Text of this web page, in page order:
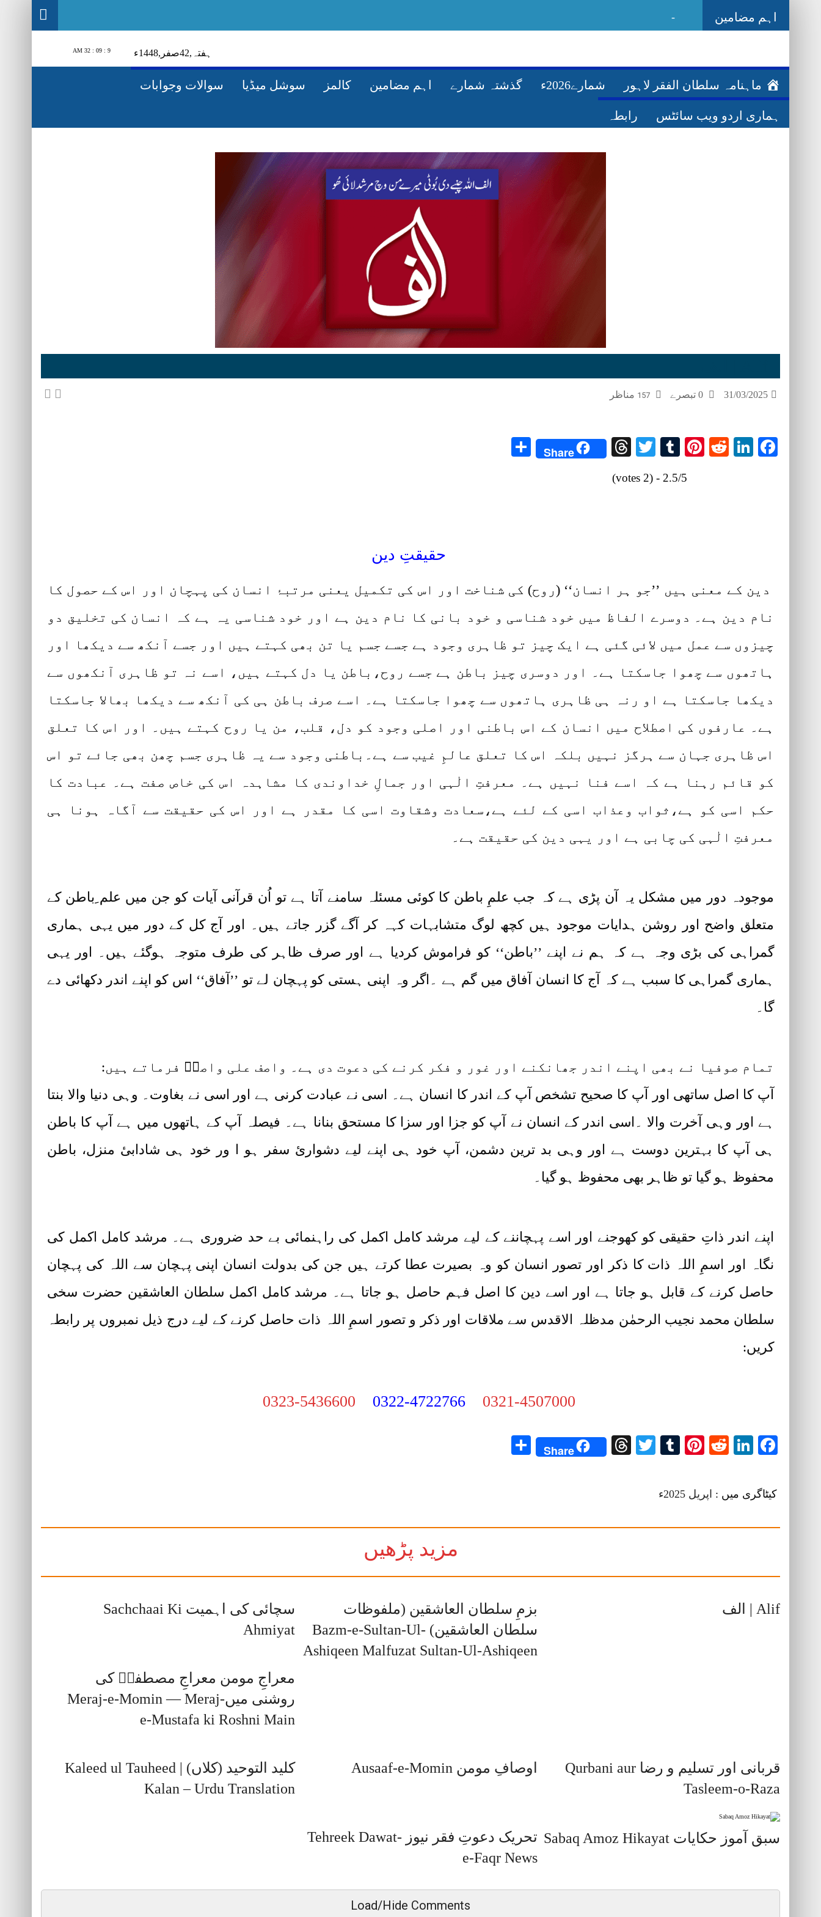
اہم مضامین Ghazwa Badar غزوہ بدر
9 : 09 : 34 AM ہفتہ‬‮, 24صفر‬, 1448ء
ماہنامہ سلطان الفقر لاہور شمارے2026ء گذشتہ شمارے اہم مضامین کالمز سوشل میڈیا سوالات وجوابات
ہماری اردو ویب سائٹس رابطہ
31/03/2025
157 مناظر
Facebook
LinkedIn
Reddit
Pinterest
Tumblr
Twitter
Threads
Share
2.5/5 - (2 votes)
حقیقتِ دین
دین کے معنی ہیں ’’جو ہر انسان‘‘ (روح) کی شناخت اور اس کی تکمیل یعنی مرتبۂ انسان کی پہچان اور اس کے حصول کا
نام دین ہے۔ دوسرے الفاظ میں خود شناسی و خود بانی کا نام دین ہے اور خود شناسی یہ ہے کہ انسان کی تخلیق دو
چیزوں سے عمل میں لائی گئی ہے ایک چیز تو ظاہری وجود ہے جسے جسم یا تن بھی کہتے ہیں اور جسے آنکھ سے دیکھا اور
ہاتھوں سے چھوا جاسکتا ہے۔ اور دوسری چیز باطن ہے جسے روح،باطن یا دل کہتے ہیں، اسے نہ تو ظاہری آنکھوں سے
دیکھا جاسکتا ہے او رنہ ہی ظاہری ہاتھوں سے چھوا جاسکتا ہے۔ اسے صرف باطن ہی کی آنکھ سے دیکھا بھالا جاسکتا
ہے۔ عارفوں کی اصطلاح میں انسان کے اس باطنی اور اصلی وجود کو دل، قلب، من یا روح کہتے ہیں۔ اور اس کا تعلق
اس ظاہری جہان سے ہرگز نہیں بلکہ اس کا تعلق عالمِ غیب سے ہے۔باطنی وجود سے یہ ظاہری جسم چھن بھی جائے تو اس
کو قائم رہنا ہے کہ اسے فنا نہیں ہے۔ معرفتِ الٰہی اور جمالِ خداوندی کا مشاہدہ اس کی خاص صفت ہے۔ عبادت کا
حکم اسی کو ہے،ثواب وعذاب اسی کے لئے ہے،سعادت وشقاوت اسی کا مقدر ہے اور اس کی حقیقت سے آگاہ ہونا ہی
معرفتِ الٰہی کی چابی ہے اور یہی دین کی حقیقت ہے۔
موجودہ دور میں مشکل یہ آن پڑی ہے کہ جب علمِ باطن کا کوئی مسئلہ سامنے آتا ہے تو اُن قرآنی آیات کو جن میں علم ِباطن کے
متعلق واضح اور روشن ہدایات موجود ہیں کچھ لوگ متشابہات کہہ کر آگے گزر جاتے ہیں۔ اور آج کل کے دور میں یہی ہماری
گمراہی کی بڑی وجہ ہے کہ ہم نے اپنے ’’باطن‘‘ کو فراموش کردیا ہے اور صرف ظاہر کی طرف متوجہ ہوگئے ہیں۔ اور یہی
ہماری گمراہی کا سبب ہے کہ آج کا انسان آفاق میں گم ہے ۔اگر وہ اپنی ہستی کو پہچان لے تو ’’آفاق‘‘ اس کو اپنے اندر دکھائی دے
گا۔
تمام صوفیا نے بھی اپنے اندر جھانکنے اور غور و فکر کرنے کی دعوت دی ہے۔ واصف علی واصفؒ فرماتے ہیں:
آپ کا اصل ساتھی اور آپ کا صحیح تشخص آپ کے اندر کا انسان ہے۔ اسی نے عبادت کرنی ہے اور اسی نے بغاوت۔ وہی دنیا والا بنتا
ہے اور وہی آخرت والا ۔اسی اندر کے انسان نے آپ کو جزا اور سزا کا مستحق بنانا ہے۔ فیصلہ آپ کے ہاتھوں میں ہے آپ کا باطن
ہی آپ کا بہترین دوست ہے اور وہی بد ترین دشمن، آپ خود ہی اپنے لیے دشواریٔ سفر ہو ا ور خود ہی شادابیٔ منزل، باطن
محفوظ ہو گیا تو ظاہر بھی محفوظ ہو گیا۔
اپنے اندر ذاتِ حقیقی کو کھوجنے اور اسے پہچاننے کے لیے مرشد کامل اکمل کی راہنمائی بے حد ضروری ہے۔ مرشد کامل اکمل کی
نگاہ اور اسمِ اللہ ذات کا ذکر اور تصور انسان کو وہ بصیرت عطا کرتے ہیں جن کی بدولت انسان اپنی پہچان سے اللہ کی پہچان
حاصل کرنے کے قابل ہو جاتا ہے اور اسے دین کا اصل فہم حاصل ہو جاتا ہے۔ مرشد کامل اکمل سلطان العاشقین حضرت سخی
سلطان محمد نجیب الرحمٰن مدظلہ الاقدس سے ملاقات اور ذکر و تصور اسمِ اللہ ذات حاصل کرنے کے لیے درج ذیل نمبروں پر رابطہ
کریں:
0321-4507000
0322-4722766
Facebook
LinkedIn
Reddit
Pinterest
Tumblr
Twitter
Threads
Share
کیٹاگری میں : اپریل 2025ء
مزید پڑھیں
Alif | الف
بزمِ سلطان العاشقین (ملفوظات
سلطان العاشقین) Bazm-e-Sultan-Ul-
Ashiqeen Malfuzat Sultan-Ul-Ashiqeen
سچائی کی اہمیت Sachchaai Ki
Ahmiyat
معراجِ مومن معراجِ مصطفیؐ کی
روشنی میںMeraj-e-Momin — Meraj-
e-Mustafa ki Roshni Main
قربانی اور تسلیم و رضا Qurbani aur
Tasleem-o-Raza
اوصافِ مومن Ausaaf-e-Momin
کلید التوحید (کلاں) | Kaleed ul Tauheed
Kalan – Urdu Translation
سبق آموز حکایات Sabaq Amoz Hikayat
تحریک دعوتِ فقر نیوز Tehreek Dawat-
e-Faqr News
Load/Hide Comments